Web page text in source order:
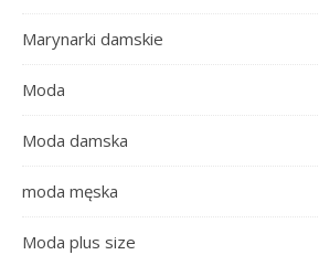
Marynarki damskie
Moda
Moda damska
moda męska
Moda plus size